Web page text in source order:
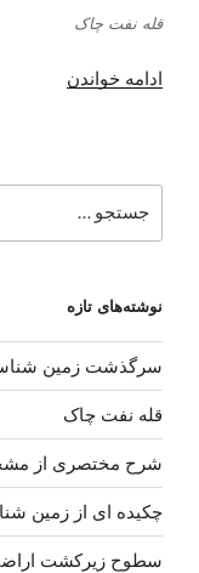
قله نفت چاک
ادامه خواندن
برای
نوشته‌های تازه
سرگذشت زمین
قله نفت چاک
شرح مختصری از
چکیده ای از زمین
سطوح زیرکشت اراضی